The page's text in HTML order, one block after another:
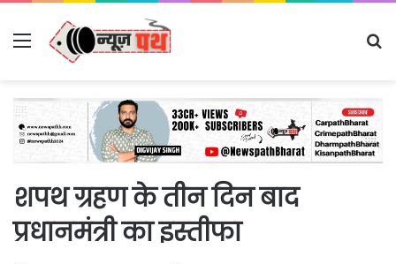
Menu
शपथ ग्रहण के तीन दिन बाद
प्रधानमंत्री का इस्तीफा